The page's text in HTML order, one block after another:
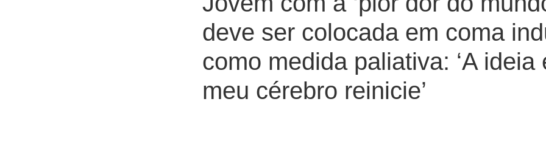
deve ser colocada em coma
como medida paliativa: ‘A ideia
meu cérebro reinicie’